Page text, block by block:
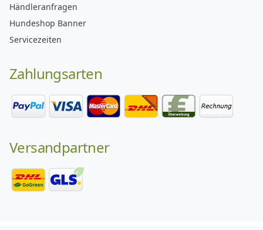
Händleranfragen
Hundeshop Banner
Servicezeiten
Zahlungsarten
Versandpartner